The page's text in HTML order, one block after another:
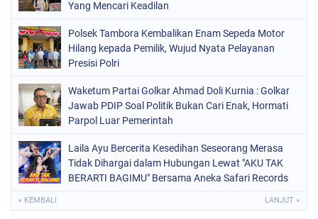
Yang Mencari Keadilan
Polsek Tambora Kembalikan Enam Sepeda Motor
Hilang kepada Pemilik, Wujud Nyata Pelayanan
Presisi Polri
Waketum Partai Golkar Ahmad Doli Kurnia : Golkar
Jawab PDIP Soal Politik Bukan Cari Enak, Hormati
Parpol Luar Pemerintah
Laila Ayu Bercerita Kesedihan Seseorang Merasa
Tidak Dihargai dalam Hubungan Lewat "AKU TAK
BERARTI BAGIMU" Bersama Aneka Safari Records
« KEMBALI LANJUT »